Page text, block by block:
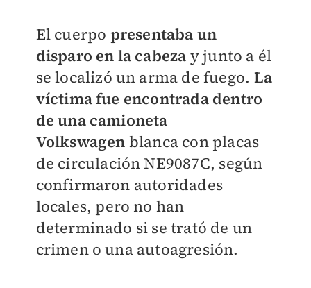
El cuerpo presentaba un
disparo en la cabeza y junto a él
se localizó un arma de fuego. La
víctima fue encontrada dentro
de una camioneta
Volkswagen blanca con placas
de circulación NE9087C, según
confirmaron autoridades
locales, pero no han
determinado si se trató de un
crimen o una autoagresión.